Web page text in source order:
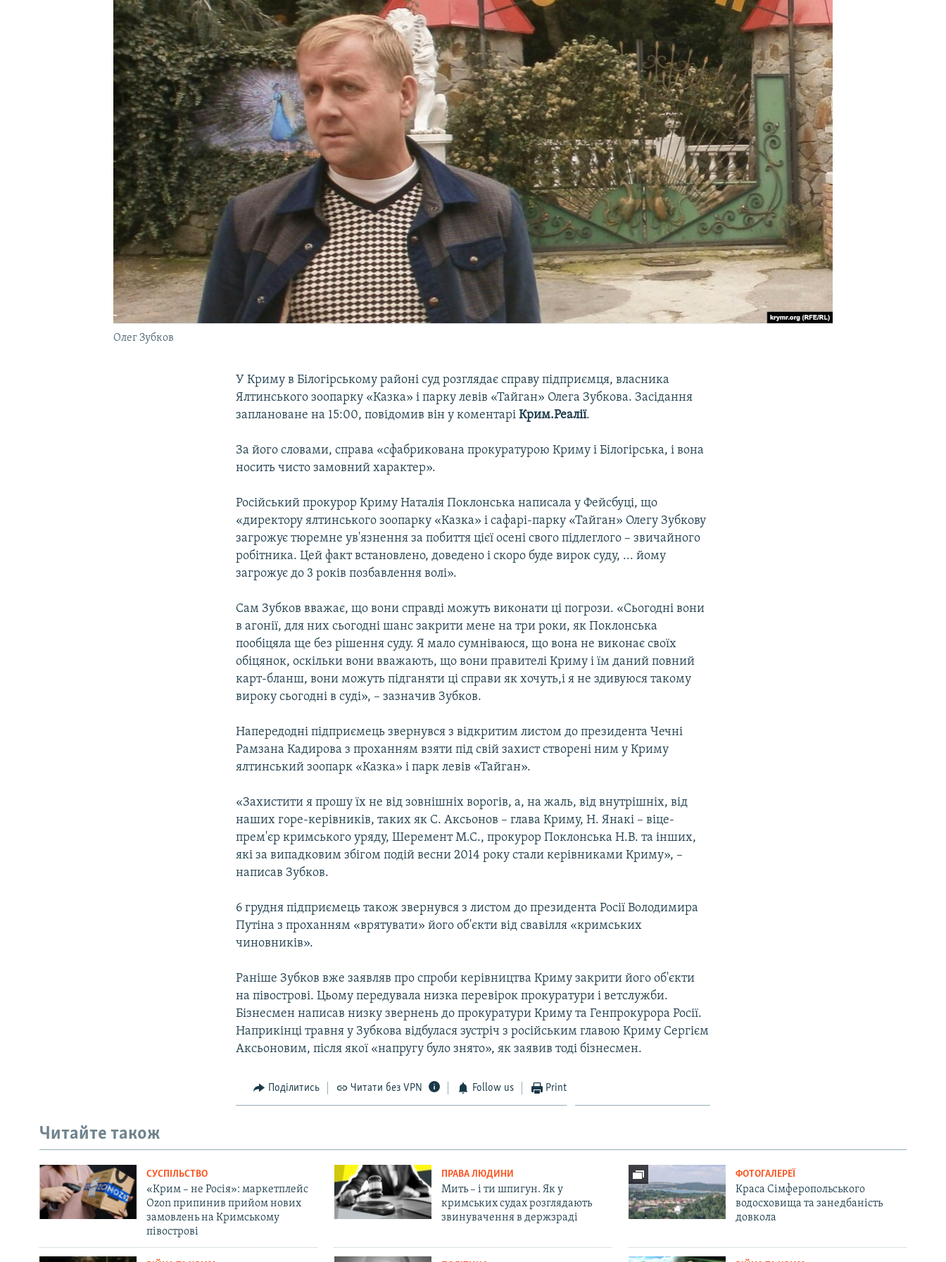
УКРАЇНСЬКА ПРОБЛЕМА КРИМУ
Олег Зубков
У Криму в Білогірському районі суд розглядає справу підприємця, власника
Ялтинського зоопарку «Казка» і парку левів «Тайган» Олега Зубкова. Засідання
заплановане на 15:00, повідомив він у коментаріКрим.Реалії.
За його словами, справа «сфабрикована прокуратурою Криму і Білогірська, і вона
носить чисто замовний характер».
Російський прокурор Криму Наталія Поклонська написала у Фейсбуці, що
«директору ялтинського зоопарку «Казка» і сафарі-парку «Тайган» Олегу Зубкову
загрожує тюремне ув'язнення за побиття цієї осені свого підлеглого – звичайного
робітника. Цей факт встановлено, доведено і скоро буде вирок суду, ... йому
загрожує до 3 років позбавлення волі».
Сам Зубков вважає, що вони справді можуть виконати ці погрози. «Сьогодні вони
в агонії, для них сьогодні шанс закрити мене на три роки, як Поклонська
пообіцяла ще без рішення суду. Я мало сумніваюся, що вона не виконає своїх
обіцянок, оскільки вони вважають, що вони правителі Криму і їм даний повний
карт-бланш, вони можуть підганяти ці справи як хочуть,і я не здивуюся такому
вироку сьогодні в суді», – зазначив Зубков.
Напередодні підприємець звернувся з відкритим листом до президента Чечні
Рамзана Кадирова з проханням взяти під свій захист створені ним у Криму
ялтинський зоопарк «Казка» і парк левів «Тайган».
«Захистити я прошу їх не від зовнішніх ворогів, а, на жаль, від внутрішніх, від
наших горе-керівників, таких як С. Аксьонов – глава Криму, Н. Янакі – віце-
прем'єр кримського уряду, Шеремент М.С., прокурор Поклонська Н.В. та інших,
які за випадковим збігом подій весни 2014 року стали керівниками Криму», –
написав Зубков.
6 грудня підприємець також звернувся з листом до президента Росії Володимира
Путіна з проханням «врятувати» його об'єкти від свавілля «кримських
чиновників».
Раніше Зубков вже заявляв про спроби керівництва Криму закрити його об'єкти
на півострові. Цьому передувала низка перевірок прокуратури і ветслужби.
Бізнесмен написав низку звернень до прокуратури Криму та Генпрокурора Росії.
Наприкінці травня у Зубкова відбулася зустріч з російським главою Криму Сергієм
Аксьоновим, після якої «напругу було знято», як заявив тоді бізнесмен.
Поділитись Читати без VPN Follow us Print
Читайте також
СУСПІЛЬСТВО
«Крим – не Росія»: маркетплейс
Ozon припинив прийом нових
замовлень на Кримському
півострові
ПРАВА ЛЮДИНИ
Мить – і ти шпигун. Як у
кримських судах розглядають
звинувачення в держзраді
ФОТОГАЛЕРЕЇ
Краса Сімферопольського
водосховища та занедбаність
довкола